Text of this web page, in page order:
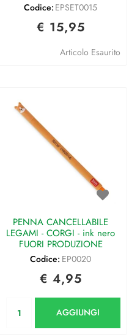
Codice: EPSET0015
€ 15,95
Articolo Esaurito
PENNA CANCELLABILE
LEGAMI - CORGI - ink nero
FUORI PRODUZIONE
Codice: EP0020
€ 4,95
AGGIUNGI